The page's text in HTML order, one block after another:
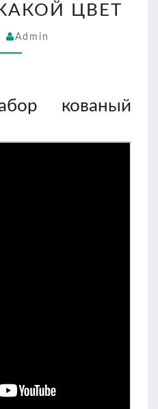
КОВАНЫЙ
КАКОЙ
ЦВЕТ
ЦВЕТ
Admin
кованый